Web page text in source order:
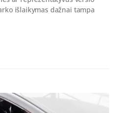
išlaikymas dažnai tampa